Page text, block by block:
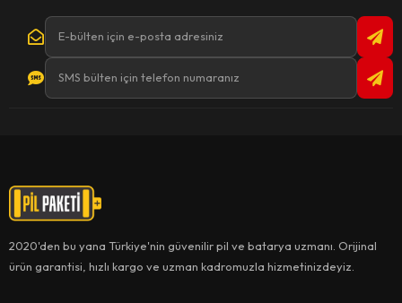
2020'den bu yana Türkiye'nin güvenilir pil ve batarya uzmanı. Orijinal
ürün garantisi, hızlı kargo ve uzman kadromuzla hizmetinizdeyiz.